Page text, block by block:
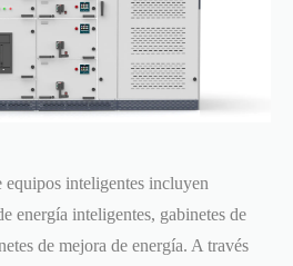
equipos inteligentes incluyen
energía inteligentes, gabinetes de
de mejora de energía. A través